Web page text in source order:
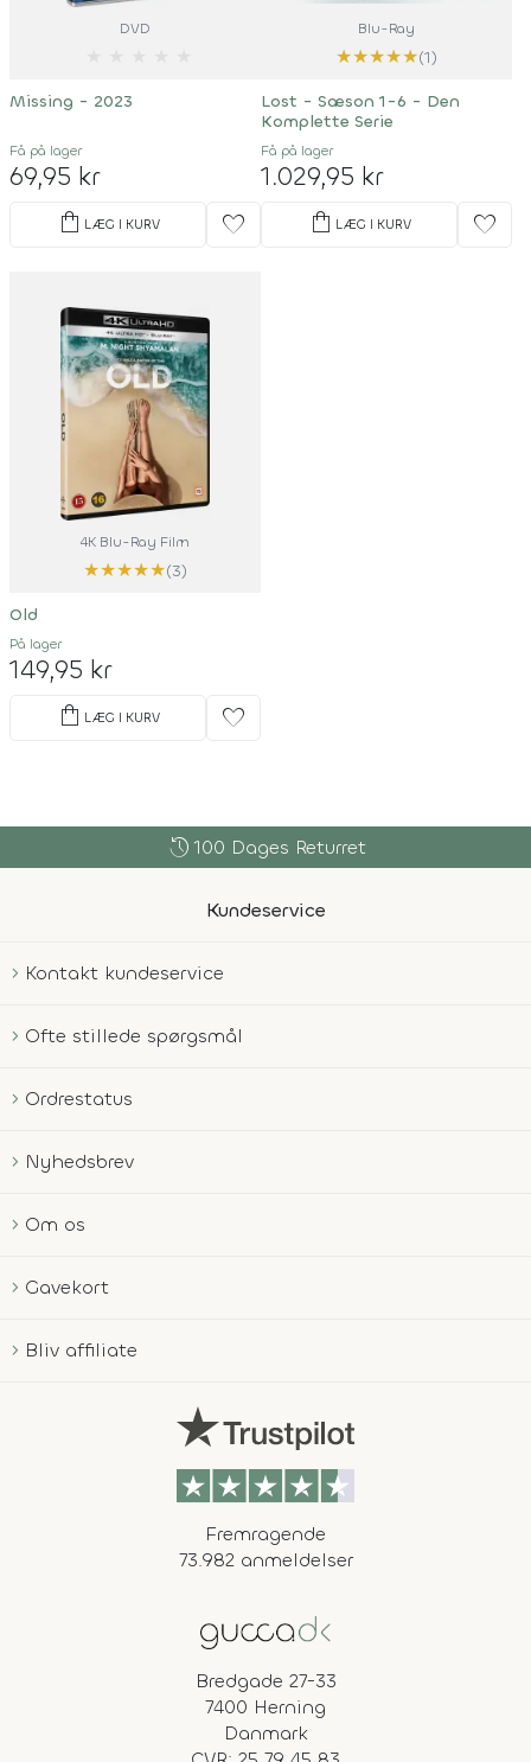
DVD
Missing - 2023
Få på lager
69,95 kr
shopping_bag LÆG I KURV favorite
Blu-Ray
★★★★★(1)
Lost - Sæson 1-6 - Den
Komplette Serie
Få på lager
1.029,95 kr
shopping_bag LÆG I KURV favorite
4K Blu-Ray Film
★★★★★(3)
Old
På lager
149,95 kr
shopping_bag LÆG I KURV favorite
history 100 Dages Returret
Kundeservice
Kontakt kundeservice
Ofte stillede spørgsmål
Ordrestatus
Nyhedsbrev
Om os
Gavekort
Bliv affiliate
Fremragende
73.982 anmeldelser
Bredgade 27-33
7400 Herning
Danmark